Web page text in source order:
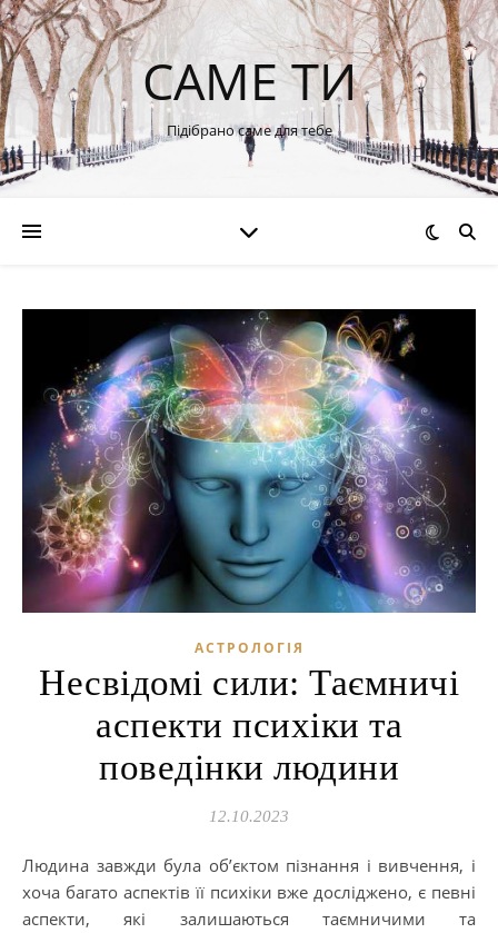
САМЕ ТИ
Підібрано саме для тебе
АСТРОЛОГІЯ
Несвідомі сили: Таємничі
аспекти психіки та
поведінки людини
12.10.2023
Людина завжди була об’єктом пізнання і вивчення, і
хоча багато аспектів її психіки вже досліджено, є певні
аспекти, які залишаються таємничими та